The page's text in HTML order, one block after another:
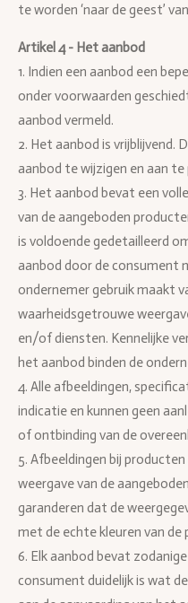
te worden ‘naar de geest’
Artikel 4 - Het aanbod
1. Indien een aanbod een
onder voorwaarden
aanbod vermeld.
2. Het aanbod is vrijblijvend.
aanbod te wijzigen en aan te
3. Het aanbod bevat een
van de aangeboden
is voldoende gedetailleerd
aanbod door de consument
ondernemer gebruik maakt
waarheidsgetrouwe
en/of diensten. Kennelijke
het aanbod binden de
4. Alle afbeeldingen,
indicatie en kunnen geen
of ontbinding van de
5. Afbeeldingen bij
weergave van de
garanderen dat de
met de echte kleuren van de
6. Elk aanbod bevat
consument duidelijk is wat